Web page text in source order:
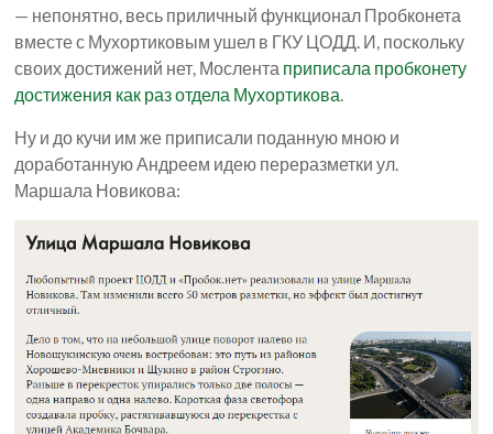
— непонятно, весь приличный функционал Пробконета
вместе с Мухортиковым ушел в ГКУ ЦОДД. И, поскольку
своих достижений нет, Мослента приписала пробконету
достижения как раз отдела Мухортикова.
Ну и до кучи им же приписали поданную мною и
доработанную Андреем идею переразметки ул.
Маршала Новикова: